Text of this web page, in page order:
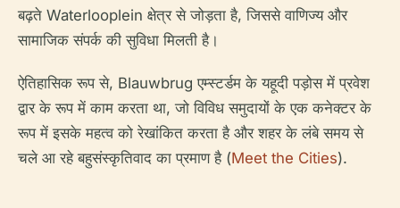
बढ़ते Waterlooplein क्षेत्र से जोड़ता है, जिससे वाणिज्य और
सामाजिक संपर्क की सुविधा मिलती है।
ऐतिहासिक रूप से, Blauwbrug एम्स्टर्डम के यहूदी पड़ोस में प्रवेश
द्वार के रूप में काम करता था, जो विविध समुदायों के एक कनेक्टर के
रूप में इसके महत्व को रेखांकित करता है और शहर के लंबे समय से
चले आ रहे बहुसंस्कृतिवाद का प्रमाण है (Meet the Cities).